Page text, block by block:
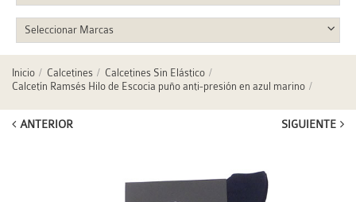
Seleccionar Marcas
Inicio Calcetines
Calcetines Sin Elástico
Calcetín Ramsés Hilo de Escocia puño anti-presión en azul marino
ANTERIOR SIGUIENTE